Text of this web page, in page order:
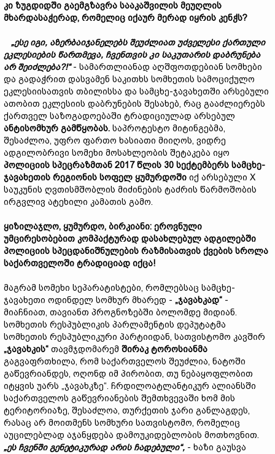
კი ზუგდიდში გაემგზავრა სააკაშვილის მეუღლის
მხარდასაჭერად, რომელიც იქაურ მერად იყრის კენჭს?
„ესე იგი, აზერბაიჯანელებს შეუძლიათ უძველესი ქართული
ეკლესიების წართმევა, ჩვენთვის კი საკუთარის დაბრუნება
არ შეიძლება?!“- სამართლიანად აღშფოთდებიან სომხები
და გადაჭრით დასვამენ საკითხს სომხეთის სამოციქულო
ეკლესიისათვის თბილისსა და სამცხე-ჯავახეთში არსებული
ათობით ეკლესიის დაბრუნების შესახებ, რაც გააძლიერებს
ქართველ საზოგადოებაში ტრადიციულად არსებულ
ანტისომხურ გამწყობას. საპროტესტო მიტინგებმა,
შესაძლოა, უფრო ფართო ხასიათი მიიღოს, ვიდრე
ადგილობრივი სომეხი მოსახლეობის შეტაკება იყო
პოლიციის სპეცრაზმთან 2017 წლის 30 სექტემბერს სამცხე-
ჯავახეთის რეგიონის სოფელ ყუმურდოში იქ არსებული X
საუკუნის ღვთისმშობლის მიძინების ტაძრის წარმოშობის
ირგვლივ ატეხილი კამათის გამო.
ყიზილაჯლო, ყუმურდო, ბირკიანი: ეროვნული
უმცირესობებით კომპაქტურად დასახლებულ ადგილებში
პოლიციის სპეცდანიშნულების რაზმისათვის ქვების სროლა
საქართველოში ტრადიციად იქცა!
მაგრამ სომეხი სეპარატისტები, რომლებსაც სამცხე-
ჯავახეთი ოდინდელ სომხურ მხარედ - „ჯავახკად“ -
მიაჩნიათ, თავიანთ პროგნოზებში ბოლომდე მიდიან.
სომხეთის რესპუბლიკის პარლამენტის დეპუტატმა
სომხეთის რესპუბლიკური პარტიიდან, სათვისტომო კავშირ
„ჯავახკის“ თავმჯდომარემ შირაკ ტოროსიანმა
გაგვაფრთხილა, რომ საქართველოს შეუძლია, ნატოში
გაწევრიანდეს, ოღონდ იმ პირობით, თუ ნებაყოფლობით
იტყვის უარს „ჯავახკზე“. ჩრდილოატლანტიკურ ალიანსში
საქართველოს გაწევრიანების შემთხვევაში ხომ მის
ტერიტორიაზე, შესაძლოა, თურქეთის ჯარი განლაგდეს,
რასაც არ მოითმენს სომხური სათვისტომო, რომელიც
აუცილებლად აჯანყდება დამოუკიდებლობის მოთხოვნით.
„ეს ჩვენში გენეტიკურად არის ჩადებული“, - ხაზი გაუსვა